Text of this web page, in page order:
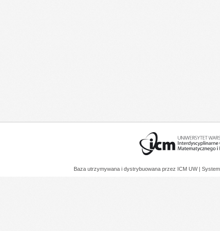
Baza utrzymywana i dystrybuowana przez ICM UW |